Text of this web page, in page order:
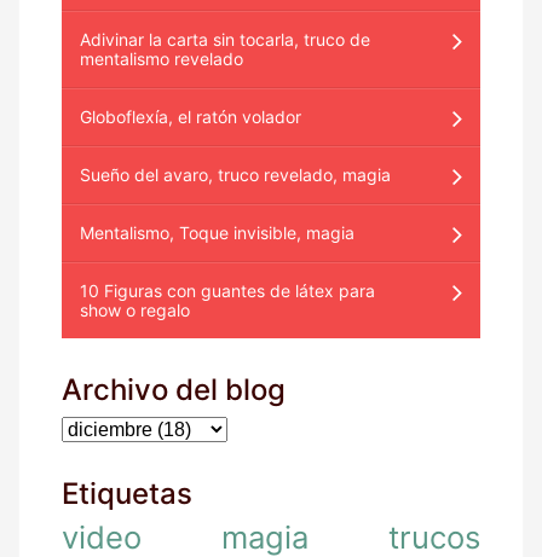
Adivinar la carta sin tocarla, truco de
mentalismo revelado
Globoflexía, el ratón volador
Sueño del avaro, truco revelado, magia
Mentalismo, Toque invisible, magia
10 Figuras con guantes de látex para
show o regalo
Archivo del blog
Etiquetas
video magia
trucos